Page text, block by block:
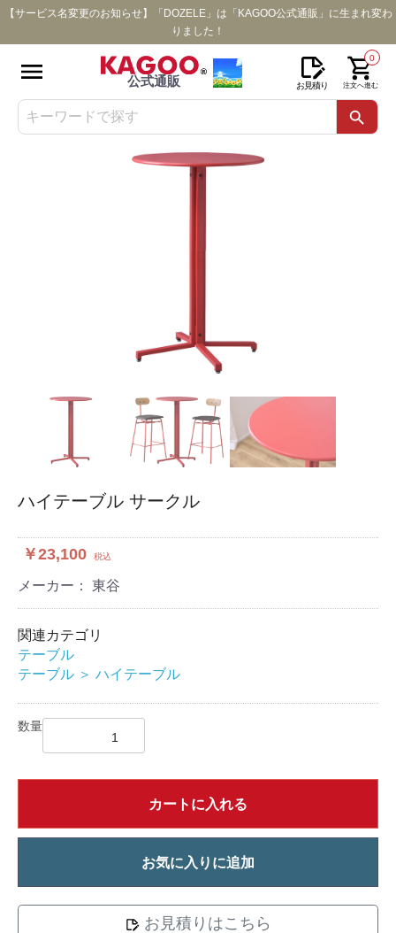
【サービス名変更のお知らせ】「DOZELE」は「KAGOO公式通販」に生まれ変わ
りました！
公式通販 お見積り
0
注文へ進む
ハイテーブル サークル
￥23,100 税込
メーカー： 東谷
関連カテゴリ
テーブル
テーブル ＞ ハイテーブル
数量
カートに入れる
お気に入りに追加
お見積りはこちら